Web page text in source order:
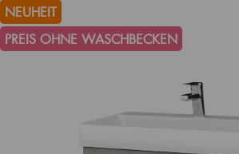
NEUHEIT
PREIS OHNE WASCHBECKEN